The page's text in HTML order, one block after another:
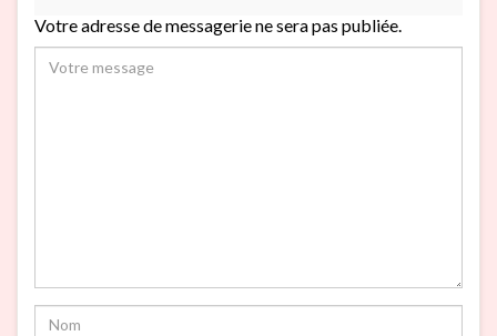
Votre adresse de messagerie ne sera pas publiée.